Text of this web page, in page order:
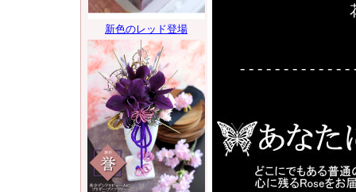
- - - - - - - - - - - - -